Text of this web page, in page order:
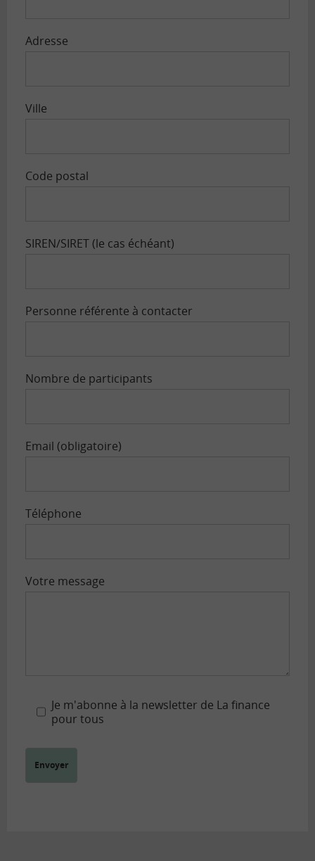
Adresse
Ville
Code postal
SIREN/SIRET (le cas échéant)
Personne référente à contacter
Nombre de participants
Email (obligatoire)
Téléphone
Votre message
Je m'abonne à la newsletter de La finance
pour tous